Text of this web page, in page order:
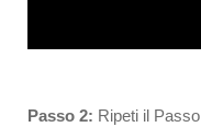
Passo 2: Ripeti il